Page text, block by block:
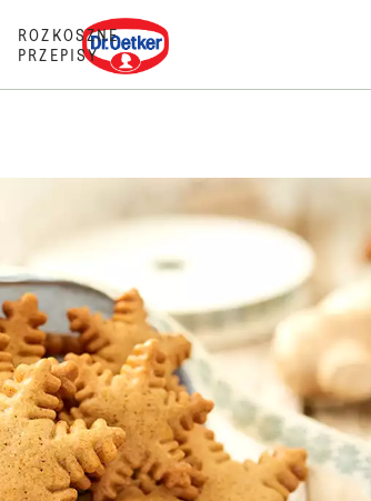
ROZKOSZNE
PRZEPISY
Dr. Oetker